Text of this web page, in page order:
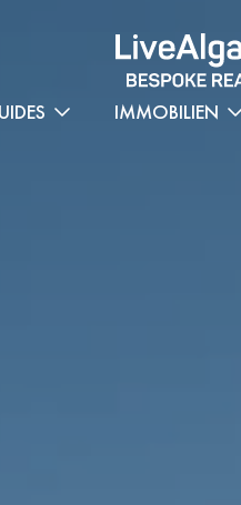
IMMOBILIEN